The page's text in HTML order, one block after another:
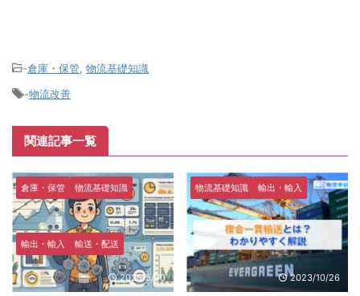
-倉庫・保管 物流基礎知識
-物流改善
関連記事一覧
倉庫・保管 物流基礎知識
輸出・輸入 輸送・配送
2025/5/30
物流基礎知識 輸出・輸入
2023/10/26